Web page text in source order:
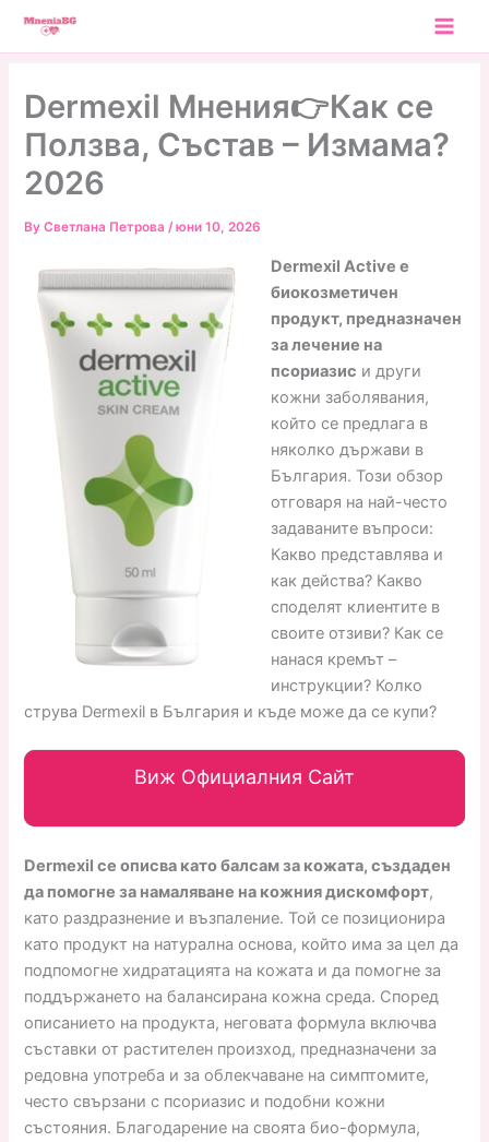
Skip
Dermexil Мнения👉Как се
Ползва, Състав – Измама?
2026
ByСветлана Петрова/юни 10, 2026
Dermexil Active е
биокозметичен
продукт, предназначен
за лечение на
псориазис и други
кожни заболявания,
който се предлага в
няколко държави в
България. Този обзор
отговаря на най-често
задаваните въпроси:
Какво представлява и
как действа? Какво
споделят клиентите в
своите отзиви? Как се
нанася кремът –
инструкции? Колко
струва Dermexil в България и къде може да се купи?
Виж Официалния Сайт
Dermexil се описва като балсам за кожата, създаден
да помогне за намаляване на кожния дискомфорт,
като раздразнение и възпаление. Той се позиционира
като продукт на натурална основа, който има за цел да
подпомогне хидратацията на кожата и да помогне за
поддържането на балансирана кожна среда. Според
описанието на продукта, неговата формула включва
съставки от растителен произход, предназначени за
редовна употреба и за облекчаване на симптомите,
често свързани с псориазис и подобни кожни
състояния. Благодарение на своята био-формула,